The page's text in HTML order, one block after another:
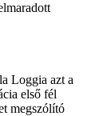
Loggia azt a
első fél
megszólító